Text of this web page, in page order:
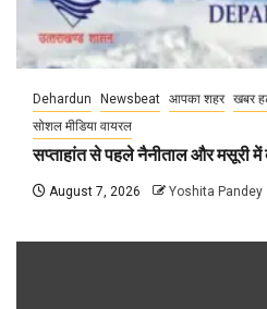
Dehardun Newsbeat आपका शहर खबर
सोशल मीडिया वायरल
सप्ताहांत से पहले नैनीताल और मसूरी में
August 7, 2026 Yoshita Pandey